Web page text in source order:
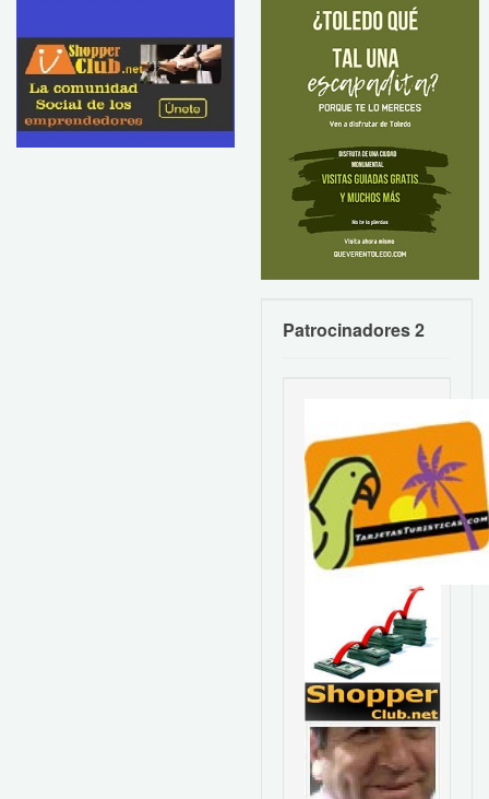
Patrocinadores 2